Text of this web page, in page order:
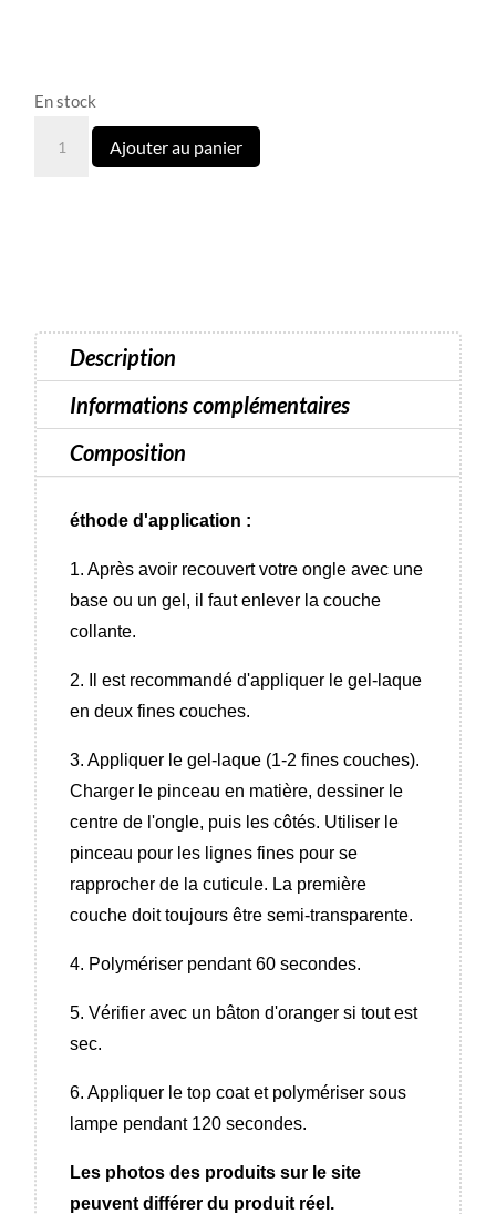
En stock
quantité
Color
-
8
ml
Ajouter au panier
Description
Informations complémentaires
Composition
éthode d'application :
1. Après avoir recouvert votre ongle avec une
base ou un gel, il faut enlever la couche
collante.
2. Il est recommandé d'appliquer le gel-laque
en deux fines couches.
3. Appliquer le gel-laque (1-2 fines couches).
Charger le pinceau en matière, dessiner le
centre de l'ongle, puis les côtés. Utiliser le
pinceau pour les lignes fines pour se
rapprocher de la cuticule. La première
couche doit toujours être semi-transparente.
4. Polymériser pendant 60 secondes.
5. Vérifier avec un bâton d'oranger si tout est
sec.
6. Appliquer le top coat et polymériser sous
lampe pendant 120 secondes.
Les photos des produits sur le site
peuvent différer du produit réel.